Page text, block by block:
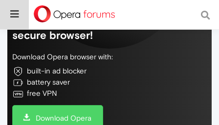
Do more on the web, with a fast and
secure browser!
Download Opera browser with:
built-in ad blocker
battery saver
free VPN
Download Opera